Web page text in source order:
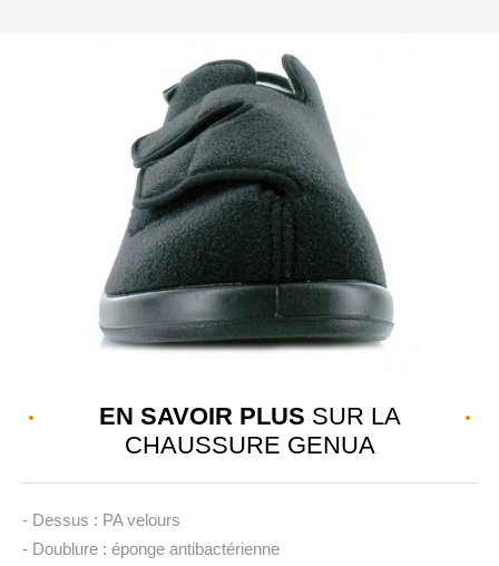
EN SAVOIR PLUS SUR LA
CHAUSSURE GENUA
- Dessus : PA velours
- Doublure : éponge antibactérienne